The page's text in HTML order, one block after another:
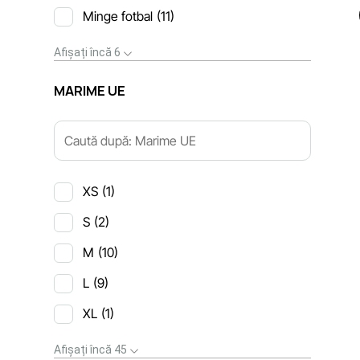
Minge fotbal (11)
Afișați încă 6
MARIME UE
XS (1)
S (2)
M (10)
L (9)
XL (1)
Afișați încă 45